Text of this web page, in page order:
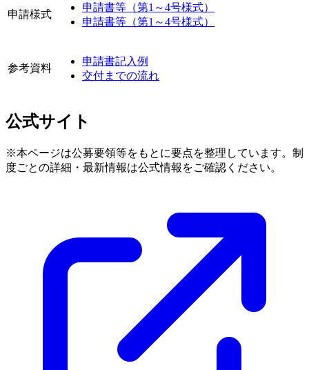
申請様式
申請書等（第1～4号様式）
申請書等（第1～4号様式）
参考資料
申請書記入例
交付までの流れ
公式サイト
※本ページは公募要領等をもとに要点を整理しています。制
度ごとの詳細・最新情報は公式情報をご確認ください。